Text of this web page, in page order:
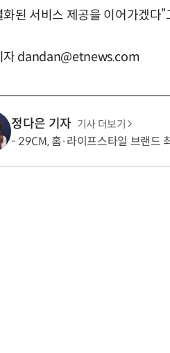
화된 서비스 제공을 이어가겠다”
자 dandan@etnews.com
정다은 기자 기사 더보기
29CM, 홈·라이프스타일 브랜드